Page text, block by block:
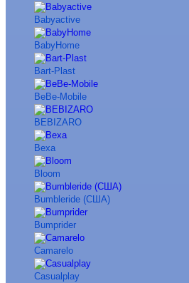
Babyactive
BabyHome
Bart-Plast
BeBe-Mobile
BEBIZARO
Bexa
Bloom
Bumbleride (США)
Bumprider
Camarelo
Casualplay